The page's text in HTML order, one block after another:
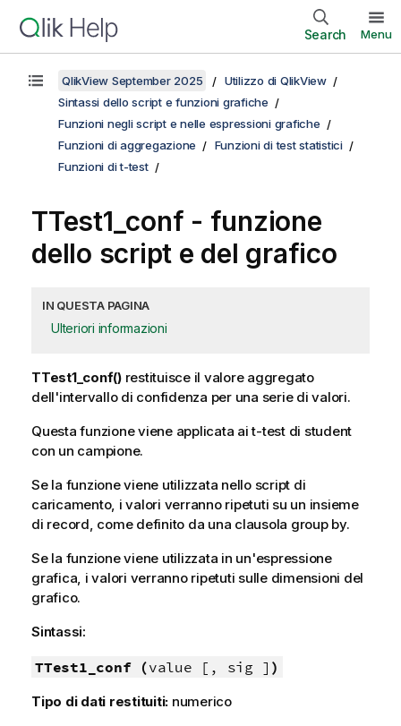
Search Menu
QlikView September 2025
Utilizzo di QlikView
Sintassi dello script e funzioni grafiche
Funzioni negli script e nelle espressioni grafiche
Funzioni di aggregazione
Funzioni di test statistici
Funzioni di t-test
TTest1_conf - funzione
dello script e del grafico
IN QUESTA PAGINA
Ulteriori informazioni
TTest1_conf()restituisce il valore aggregato
dell'intervallo di confidenza per una serie di valori.
Questa funzione viene applicata ai t-test di student
con un campione.
Se la funzione viene utilizzata nello script di
caricamento, i valori verranno ripetuti su un insieme
di record, come definito da una clausola group by.
Se la funzione viene utilizzata in un'espressione
grafica, i valori verranno ripetuti sulle dimensioni del
grafico.
Sintassi:
TTest1_conf (value [, sig ] )
Tipo di dati restituiti: numerico